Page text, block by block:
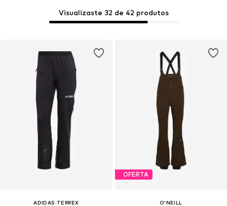
ADIDAS TERREX
Visualizaste 32 de 42 produtos
OFERTA
O'NEILL